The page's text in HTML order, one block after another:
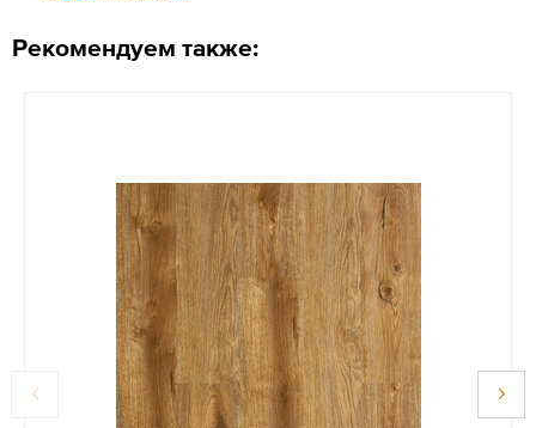
Рекомендуем также: